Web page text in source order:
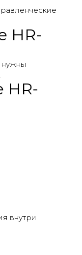
HR-
HR-
внутри